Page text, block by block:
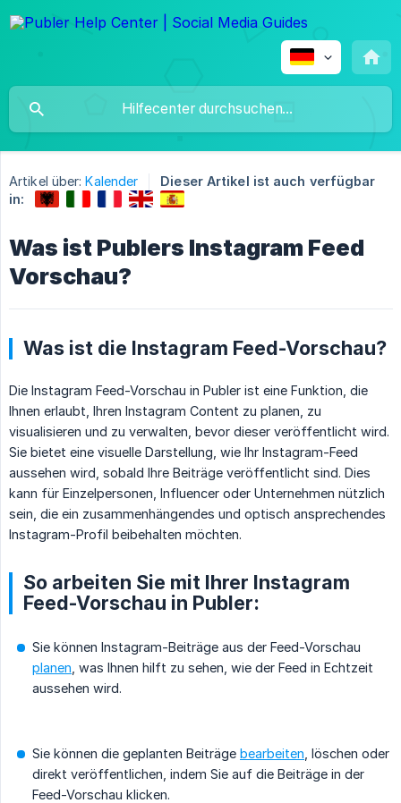
Artikel über: Kalender
Dieser Artikel ist auch verfügbar
in:
Was ist Publers Instagram Feed
Vorschau?
Was ist die Instagram Feed-Vorschau?
Die Instagram Feed-Vorschau in Publer ist eine Funktion, die
Ihnen erlaubt, Ihren Instagram Content zu planen, zu
visualisieren und zu verwalten, bevor dieser veröffentlicht wird.
Sie bietet eine visuelle Darstellung, wie Ihr Instagram-Feed
aussehen wird, sobald Ihre Beiträge veröffentlicht sind. Dies
kann für Einzelpersonen, Influencer oder Unternehmen nützlich
sein, die ein zusammenhängendes und optisch ansprechendes
Instagram-Profil beibehalten möchten.
So arbeiten Sie mit Ihrer Instagram
Feed-Vorschau in Publer:
Sie können Instagram-Beiträge aus der Feed-Vorschau
planen , was Ihnen hilft zu sehen, wie der Feed in Echtzeit
aussehen wird.
Sie können die geplanten Beiträge bearbeiten , löschen oder
direkt veröffentlichen, indem Sie auf die Beiträge in der
Feed-Vorschau klicken.